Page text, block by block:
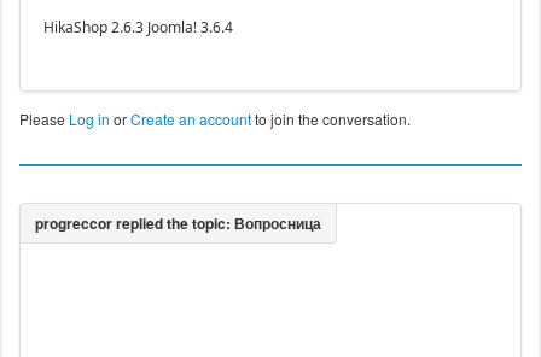
HikaShop 2.6.3 Joomla! 3.6.4
Please Log in orCreate an accountto join the conversation.